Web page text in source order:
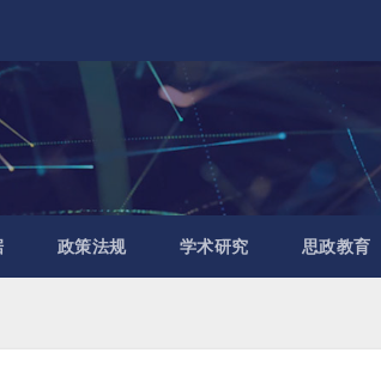
政策法规 学术研究 思政教育